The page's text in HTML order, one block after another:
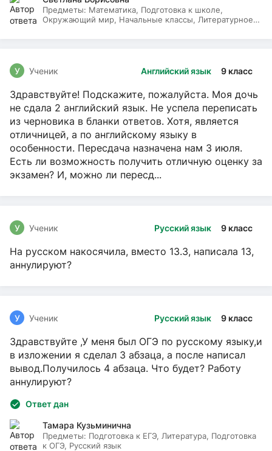
Предметы: Математика, Подготовка к школе,
Окружающий мир, Начальные классы, Литературное
Английский язык 9 класс
У Ученик
Здравствуйте! Подскажите, пожалуйста. Моя дочь
не сдала 2 английский язык. Не успела переписать
из черновика в бланки ответов. Хотя, является
отличницей, а по английскому языку в
особенности. Пересдача назначена нам 3 июля.
Есть ли возможность получить отличную оценку за
экзамен? И, можно ли пересд...
Русский язык 9 класс
У Ученик
На русском накосячила, вместо 13.3, написала 13,
аннулируют?
Русский язык 9 класс
У Ученик
Здравствуйте ,У меня был ОГЭ по русскому языку,и
в изложении я сделал 3 абзаца, а после написал
вывод.Получилось 4 абзаца. Что будет? Работу
аннулируют?
Ответ дан
Тамара Кузьминична
Предметы: Подготовка к ЕГЭ, Литература, Подготовка
к ОГЭ, Русский язык